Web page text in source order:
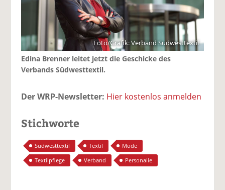
Foto/Grafik: Verband Südwesttextil
Edina Brenner leitet jetzt die Geschicke des
Verbands Südwesttextil.
Der WRP-Newsletter: Hier kostenlos anmelden
Stichworte
Südwesttextil Textil
Mode
Textilpflege
Verband Personalie